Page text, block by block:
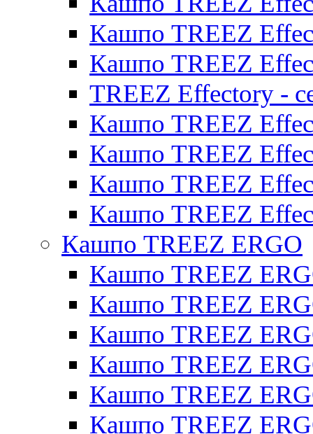
Кашпо TREEZ
Кашпо TREEZ
TREEZ Effectory -
Кашпо TREEZ
Кашпо TREEZ
Кашпо TREEZ
Кашпо TREEZ
Кашпо TREEZ ERGO
Кашпо TREEZ
Кашпо TREEZ
Кашпо TREEZ
Кашпо TREEZ
Кашпо TREEZ
Кашпо TREEZ